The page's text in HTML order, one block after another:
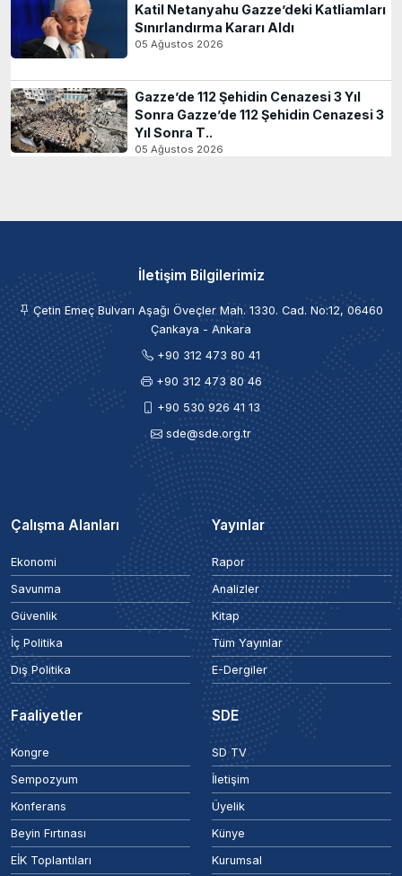
Katil Netanyahu Gazze’deki Katliamları
Sınırlandırma Kararı Aldı
05 Ağustos 2026
Gazze’de 112 Şehidin Cenazesi 3 Yıl
Sonra Gazze’de 112 Şehidin Cenazesi 3
Yıl Sonra T..
05 Ağustos 2026
İletişim Bilgilerimiz
Çetin Emeç Bulvarı Aşağı Öveçler Mah. 1330. Cad. No:12, 06460
Çankaya - Ankara
+90 312 473 80 41
+90 312 473 80 46
+90 530 926 41 13
sde@sde.org.tr
Çalışma Alanları
Ekonomi
Savunma
Güvenlik
İç Politika
Dış Politika
Yayınlar
Rapor
Analizler
Kitap
Tüm Yayınlar
E-Dergiler
Faaliyetler
Kongre
Sempozyum
Konferans
Beyin Fırtınası
EİK Toplantıları
SDE
SD TV
İletişim
Üyelik
Künye
Kurumsal